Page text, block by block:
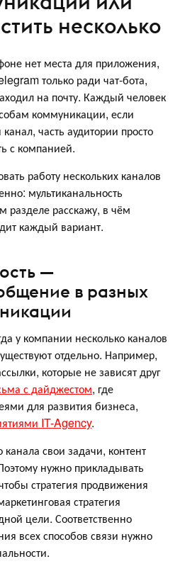
несколько
нет места для приложения,
только ради чат-бота,
на почту. Каждый человек
коммуникации, если
часть аудитории просто
с компанией.
работу нескольких каналов
мультиканальность
разделе расскажу, в чём
каждый вариант.
—
в разных
у компании несколько каналов
отдельно. Например,
которые не зависят друг
с дайджестом, где
для развития бизнеса,
IT-Agency.
свои задачи, контент
нужно прикладывать
стратегия продвижения
стратегия
цели. Соответственно
всех способов связи нужно